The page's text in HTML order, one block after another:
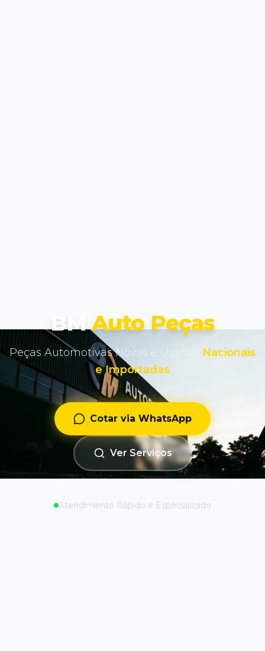
BM Auto Peças
Peças Automotivas Novas e Usadas Nacionais
e Importadas
Cotar via WhatsApp
Ver Serviços
Atendimento Rápido e Especializado